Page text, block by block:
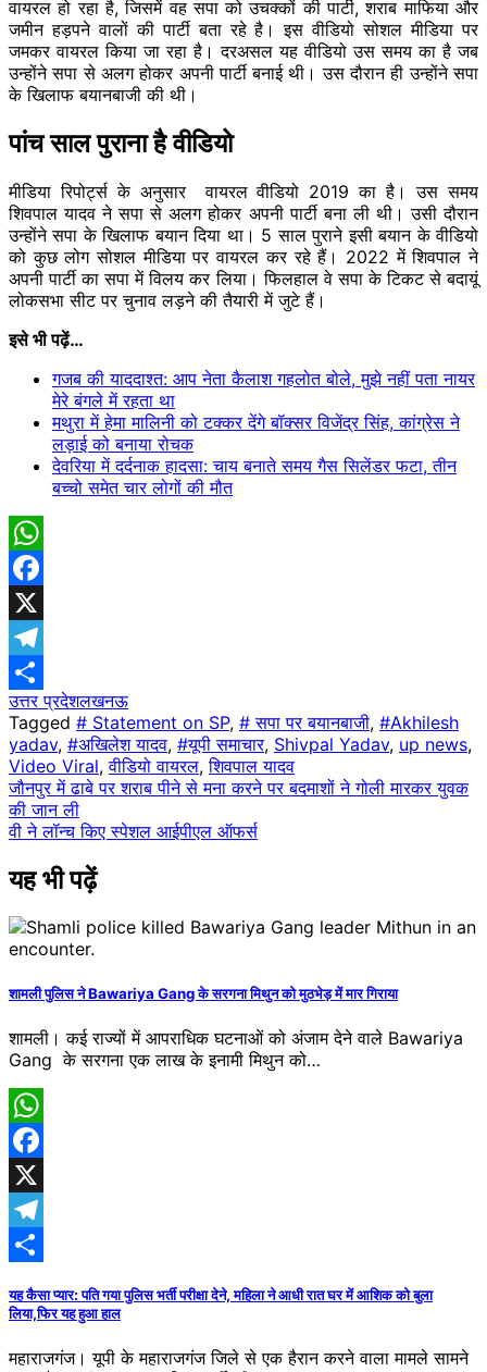
वायरल हो रहा है, जिसमें वह सपा को उचक्कों की पार्टी, शराब माफिया और
जमीन हड़पने वालों की पार्टी बता रहे है। इस वीडियो सोशल मीडिया पर
जमकर वायरल किया जा रहा है। दरअसल यह वीडियो उस समय का है जब
उन्होंने सपा से अलग होकर अपनी पार्टी बनाई थी। उस दौरान ही उन्होंने सपा
के खिलाफ बयानबाजी की थी।
पांच साल पुराना है वीडियो
मीडिया रिपोर्ट्स के अनुसार वायरल वीडियो 2019 का है। उस समय
शिवपाल यादव ने सपा से अलग होकर अपनी पार्टी बना ली थी। उसी दौरान
उन्‍होंने सपा के खिलाफ बयान दिया था। 5 साल पुराने इसी बयान के वीडियो
को कुछ लोग सोशल मीडिया पर वायरल कर रहे हैं। 2022 में शिवपाल ने
अपनी पार्टी का सपा में विलय कर लिया। फिलहाल वे सपा के टिकट से बदायूं
लोकसभा सीट पर चुनाव लड़ने की तैयारी में जुटे हैं।
इसे भी पढ़ें…
गजब की याददाश्त: आप नेता कैलाश गहलोत बोले, मुझे नहीं पता नायर
मेरे बंगले में रहता था
मथुरा में हेमा मालिनी को टक्कर देंगे बॉक्सर विजेंद्र सिंह, कांग्रेस ने
लड़ाई को बनाया रोचक
देवरिया में दर्दनाक हादसा: चाय बनाते समय गैस सिलेंडर फटा, तीन
बच्चो समेत चार लोगों की मौत
WhatsApp
Facebook
X
Telegram
Share
उत्तर प्रदेशलखनऊ
Tagged # Statement on SP, # सपा पर बयानबाजी, #Akhilesh
yadav, #अखिलेश यादव, #यूपी समाचार, Shivpal Yadav, up news,
Video Viral,वीडियो वायरल,शिवपाल यादव
Post
navigation
जौनपुर में ढाबे पर शराब पीने से मना करने पर बदमाशों ने गोली मारकर युवक
की जान ली
वी ने लॉन्च किए स्पेशल आईपीएल ऑफर्स
यह भी पढ़ें
शामली पुलिस ने Bawariya Gang के सरगना मिथुन को मुठभेड़ में मार गिराया
शामली। कई राज्यों में आपराधिक घटनाओं को अंजाम देने वाले Bawariya
Gang के सरगना एक लाख के इनामी मिथुन को…
WhatsApp
Facebook
X
Telegram
यह कैसा प्यार: पति गया पुलिस भर्ती परीक्षा देने, महिला ने आधी रात घर में आशिक को बुला
लिया,फिर यह हुआ हाल
महाराजगंज। यूपी के महाराजगंज जिले से एक हैरान करने वाला मामले सामने